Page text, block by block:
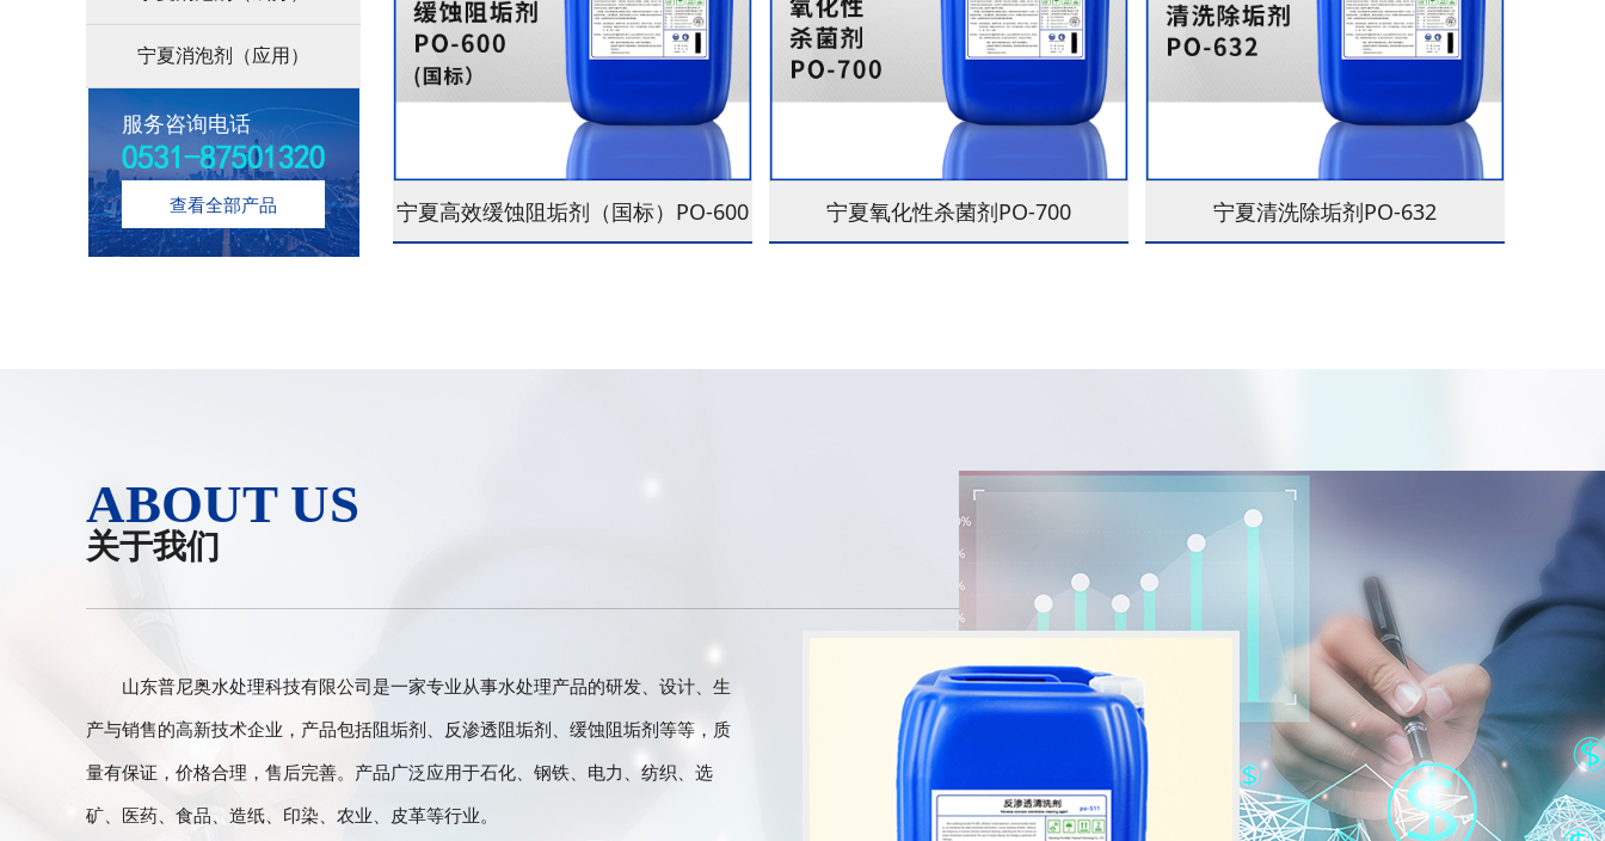
宁夏消泡剂（应用）
服务咨询电话
查看全部产品 宁夏高效缓蚀阻垢剂（国标）PO-600 宁夏氧化性杀菌剂PO-700 宁夏清洗除垢剂PO-632
ABOUT US
关于我们
山东普尼奥水处理科技有限公司是一家专业从事水处理产品的研发、设计、生
产与销售的高新技术企业，产品包括阻垢剂、反渗透阻垢剂、缓蚀阻垢剂等等，质
量有保证，价格合理，售后完善。产品广泛应用于石化、钢铁、电力、纺织、选
矿、医药、食品、造纸、印染、农业、皮革等行业。
多少钱？